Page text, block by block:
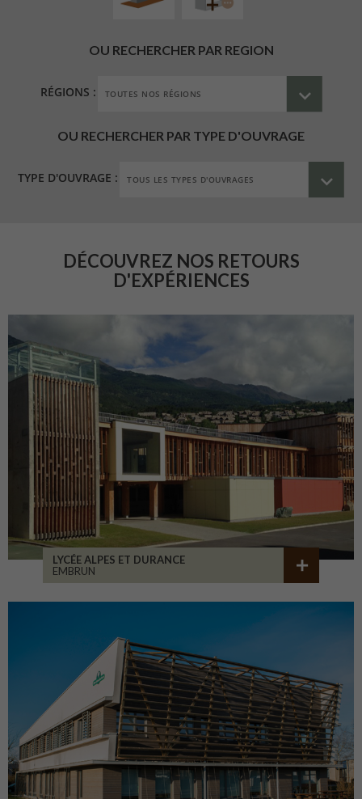
OU RECHERCHER PAR REGION
RÉGIONS :
OU RECHERCHER PAR TYPE D'OUVRAGE
TYPE D'OUVRAGE :
DÉCOUVREZ NOS RETOURS
D'EXPÉRIENCES
LYCÉE ALPES ET DURANCE
EMBRUN